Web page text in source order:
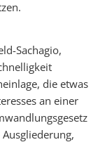
Sachagio,
die etwas
an einer